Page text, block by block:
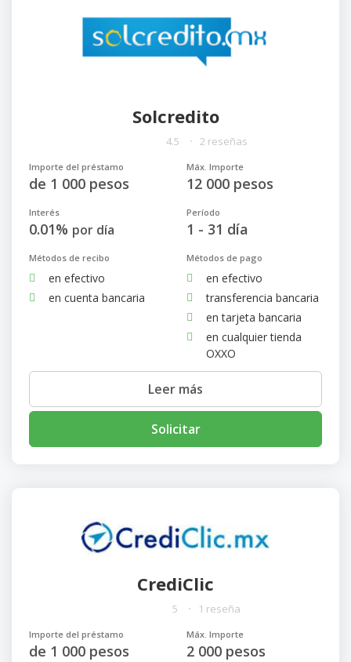
Solcredito
4.5 2 reseñas
Importe del préstamo
de 1 000 pesos
Máx. Importe
12 000 pesos
Interés
0.01% por día
Período
1 - 31 día
Métodos de recibo
en efectivo
en cuenta bancaria
Métodos de pago
en efectivo
transferencia bancaria
en tarjeta bancaria
en cualquier tienda
OXXO
Leer más
Solicitar
CrediClic
5 1 reseña
Importe del préstamo
de 1 000 pesos
Máx. Importe
2 000 pesos